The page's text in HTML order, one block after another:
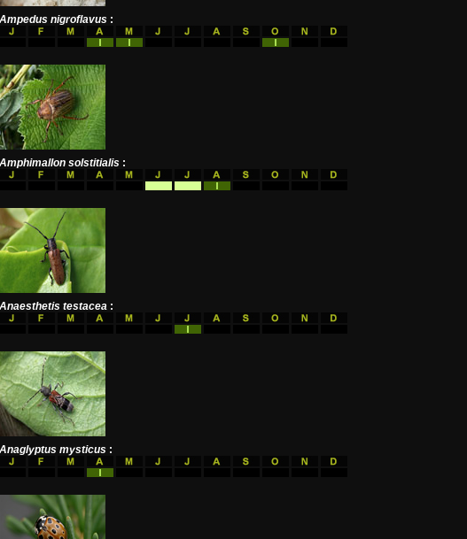
Ampedus nigroflavus :
Amphimallon solstitialis :
Anaesthetis testacea :
Anaglyptus mysticus :